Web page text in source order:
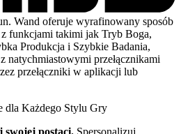
Wand oferuje wyrafinowany sposób
funkcjami takimi jak Tryb Boga,
Produkcja i Szybkie Badania,
natychmiastowymi przełącznikami
przełączniki w aplikacji lub
dla Każdego Stylu Gry
swojej postaci. Spersonalizuj